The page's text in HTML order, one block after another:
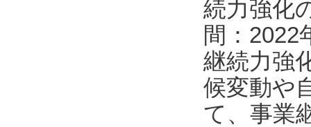
続力強化
間：2022
継続力強
候変動や
て、事業